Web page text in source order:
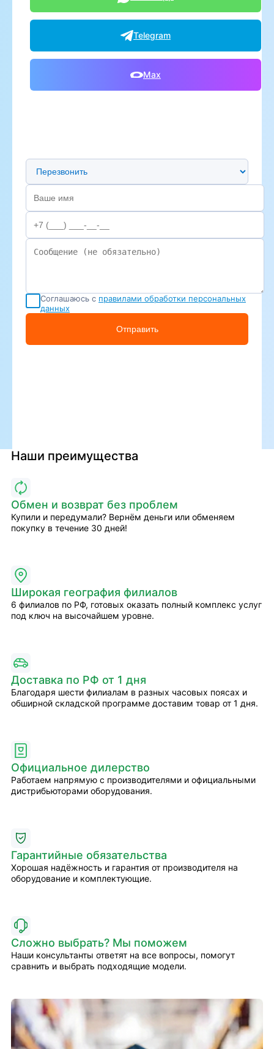
Telegram
Max
Предпочтительный способ связи
Соглашаюсь с правилами обработки персональных
данных
Отправить
Наши преимущества
Обмен и возврат без проблем
Купили и передумали? Вернём деньги или обменяем
покупку в течение 30 дней!
Широкая география филиалов
6 филиалов по РФ, готовых оказать полный комплекс услуг
под ключ на высочайшем уровне.
Доставка по РФ от 1 дня
Благодаря шести филиалам в разных часовых поясах и
обширной складской программе доставим товар от 1 дня.
Официальное дилерство
Работаем напрямую с производителями и официальными
дистрибьюторами оборудования.
Гарантийные обязательства
Хорошая надёжность и гарантия от производителя на
оборудование и комплектующие.
Сложно выбрать? Мы поможем
Наши консультанты ответят на все вопросы, помогут
сравнить и выбрать подходящие модели.